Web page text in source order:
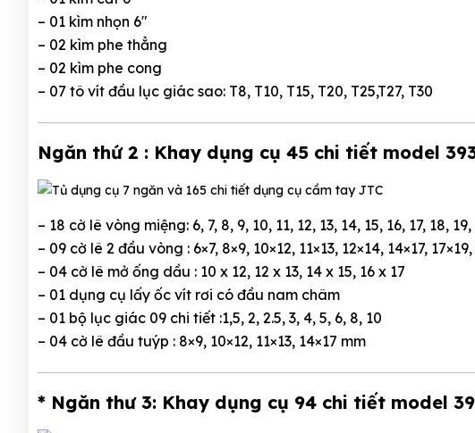
– 01 kìm nhọn 6″
– 02 kìm phe thẳng
– 02 kìm phe cong
– 07 tô vít đầu lục giác sao: T8, T10, T15, T20, T25,T27, T30
Ngăn thứ 2 : Khay dụng cụ 45 chi tiết model
– 18 cờ lê vòng miệng: 6, 7, 8, 9, 10, 11, 12, 13, 14, 15, 16, 17, 18,
– 09 cờ lê 2 đầu vòng : 6×7, 8×9, 10×12, 11×13, 12×14, 14×17,
– 04 cờ lê mở ống dầu : 10 x 12, 12 x 13, 14 x 15, 16 x 17
– 01 dụng cụ lấy ốc vít rơi có đầu nam châm
– 01 bộ lục giác 09 chi tiết :1,5, 2, 2.5, 3, 4, 5, 6, 8, 10
– 04 cờ lê đầu tuýp : 8×9, 10×12, 11×13, 14×17 mm
* Ngăn thư 3: Khay dụng cụ 94 chi tiết model